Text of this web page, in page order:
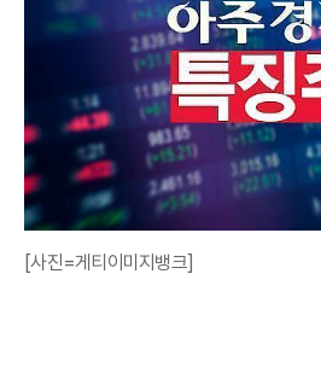
[사진=게티이미지뱅크]